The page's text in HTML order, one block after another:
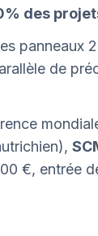
des
panneaux
de
€, entrée